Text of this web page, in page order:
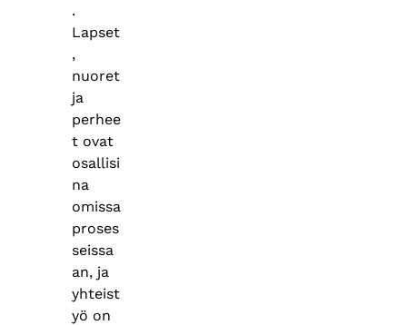
.
Lapset
,
nuoret
ja
perhee
t ovat
osallisi
na
omissa
proses
seissa
an, ja
yhteist
yö on